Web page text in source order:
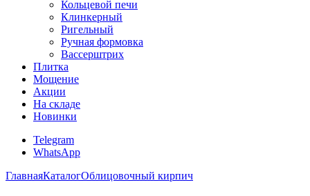
Кольцевой печи
Клинкерный
Ригельный
Ручная формовка
Вассерштрих
Плитка
Мощение
Акции
На складе
Новинки
Telegram
WhatsApp
ГлавнаяКаталогОблицовочный кирпич